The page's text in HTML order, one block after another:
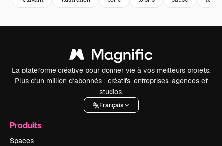
La plateforme créative pour donner vie à vos meilleurs projets.
Plus d’un million d’abonnés : créatifs, entreprises, agences et
studios.
Français
Produits
Spaces